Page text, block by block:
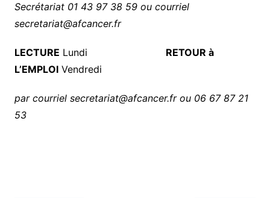
Secrétariat 01 43 97 38 59 ou courriel
secretariat@afcancer.fr
LECTURE Lundi RETOUR à
L’EMPLOIVendredi
par courriel secretariat@afcancer.fr ou 06 67 87 21
53